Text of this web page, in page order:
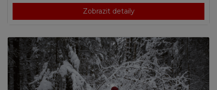
Zobrazit detaily